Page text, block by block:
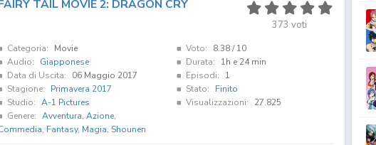
TAIL MOVIE 2: DRAGON CRY
373 voti
Categoria:
Movie
Audio:
Giapponese
Data di Uscita:
06 Maggio 2017
Stagione:
Primavera 2017
Studio: A-1 Pictures
Genere: Avventura, Azione,
, Fantasy, Magia, Shounen
Voto: 8.38/ 10
Durata:
1h e 24 min
Episodi:
1
Stato:
Finito
Visualizzazioni:
27.825